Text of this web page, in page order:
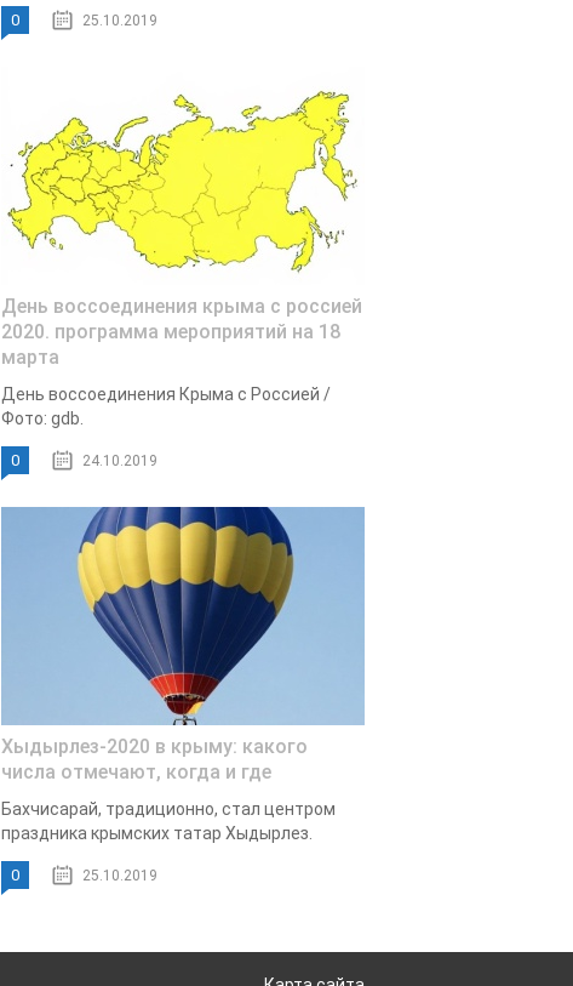
0 25.10.2019
День воссоединения крыма с россией
2020. программа мероприятий на 18
марта
День воссоединения Крыма с Россией /
Фото: gdb.
0 24.10.2019
Хыдырлез-2020 в крыму: какого
числа отмечают, когда и где
Бахчисарай, традиционно, стал центром
праздника крымских татар Хыдырлез.
0 25.10.2019